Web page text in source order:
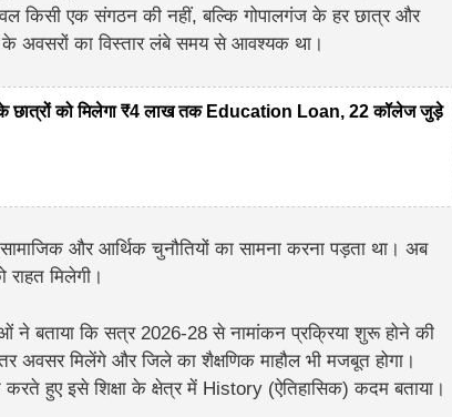
किसी एक संगठन की नहीं, बल्कि गोपालगंज के हर छात्र और
के अवसरों का विस्तार लंबे समय से आवश्यक था।
को मिलेगा ₹4 लाख तक Education Loan, 22 कॉलेज जुड़े
और आर्थिक चुनौतियों का सामना करना पड़ता था। अब
राहत मिलेगी।
बताया कि सत्र 2026-28 से नामांकन प्रक्रिया शुरू होने की
अवसर मिलेंगे और जिले का शैक्षणिक माहौल भी मजबूत होगा।
हुए इसे शिक्षा के क्षेत्र में History (ऐतिहासिक) कदम बताया।